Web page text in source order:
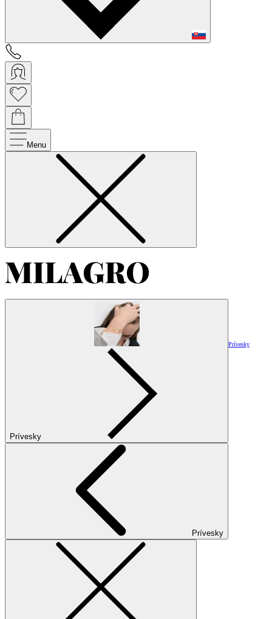
Menu
Prívesky
Prívesky
Prívesky